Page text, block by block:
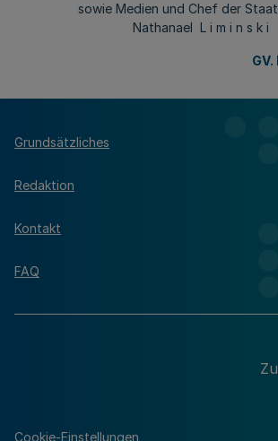
sowie Medien und Chef der
Nathanael L i m i n s k i
GV.
Grundsätzliches
Redaktion
Kontakt
FAQ
Cookie-Einstellungen